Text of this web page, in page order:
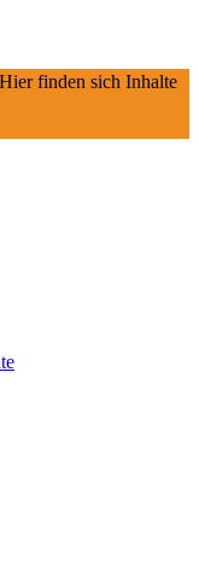
finden sich Inhalte